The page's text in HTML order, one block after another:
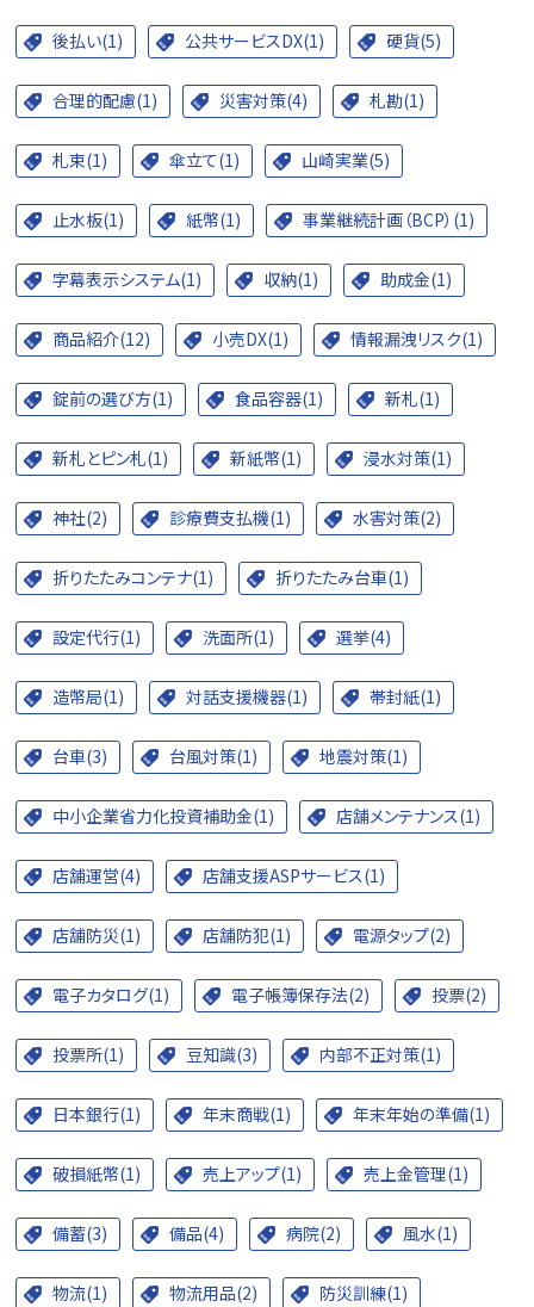
後払い(1) 公共サービスDX(1) 硬貨(5)
合理的配慮(1) 災害対策(4) 札勘(1)
札束(1) 傘立て(1) 山崎実業(5)
止水板(1) 紙幣(1) 事業継続計画（BCP）(1)
字幕表示システム(1) 収納(1) 助成金(1)
商品紹介(12) 小売DX(1) 情報漏洩リスク(1)
錠前の選び方(1) 食品容器(1) 新札(1)
新札とピン札(1) 新紙幣(1) 浸水対策(1)
神社(2) 診療費支払機(1) 水害対策(2)
折りたたみコンテナ(1) 折りたたみ台車(1)
設定代行(1) 洗面所(1) 選挙(4)
造幣局(1) 対話支援機器(1) 帯封紙(1)
台車(3) 台風対策(1) 地震対策(1)
中小企業省力化投資補助金(1) 店舗メンテナンス(1)
店舗運営(4) 店舗支援ASPサービス(1)
店舗防災(1) 店舗防犯(1) 電源タップ(2)
電子カタログ(1) 電子帳簿保存法(2) 投票(2)
投票所(1) 豆知識(3) 内部不正対策(1)
日本銀行(1) 年末商戦(1) 年末年始の準備(1)
破損紙幣(1) 売上アップ(1) 売上金管理(1)
備蓄(3) 備品(4) 病院(2) 風水(1)
物流(1) 物流用品(2) 防災訓練(1)